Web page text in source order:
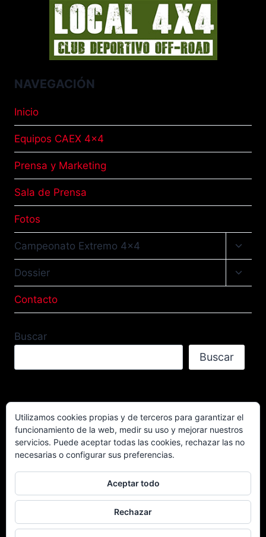
NAVEGACIÓN
Inicio
Equipos CAEX 4×4
Prensa y Marketing
Sala de Prensa
Fotos
Campeonato Extremo 4×4
menú
hijo
Dossier
menú
Contacto
Buscar
Buscar
Facebook TikTok
Instagram
YouTube
© 2026 Campeonato Extremo 4x4 Powered by
CD Local 4x4.
Utilizamos cookies propias y de terceros para garantizar el
funcionamiento de la web, medir su uso y mejorar nuestros
servicios. Puede aceptar todas las cookies, rechazar las no
necesarias o configurar sus preferencias.
Aceptar todo
Rechazar